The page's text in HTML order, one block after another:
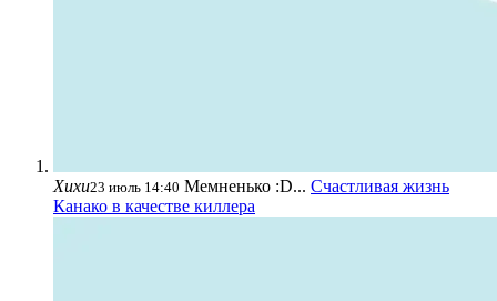
Хихи23 июль 14:40 Мемненько :D... Счастливая жизнь
Канако в качестве киллера